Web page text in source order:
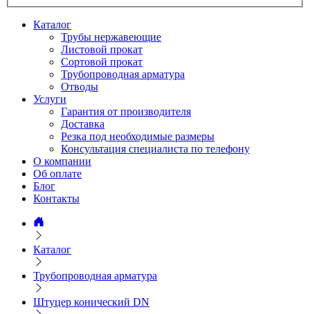
Каталог
Трубы нержавеющие
Листовой прокат
Сортовой прокат
Трубопроводная арматура
Отводы
Услуги
Гарантия от производителя
Доставка
Резка под необходимые размеры
Консультация специалиста по телефону
О компании
Об оплате
Блог
Контакты
Каталог
Трубопроводная арматура
Штуцер конический DN